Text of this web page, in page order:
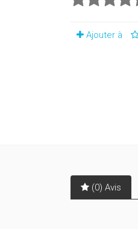
Ajouter à
(0) Avis